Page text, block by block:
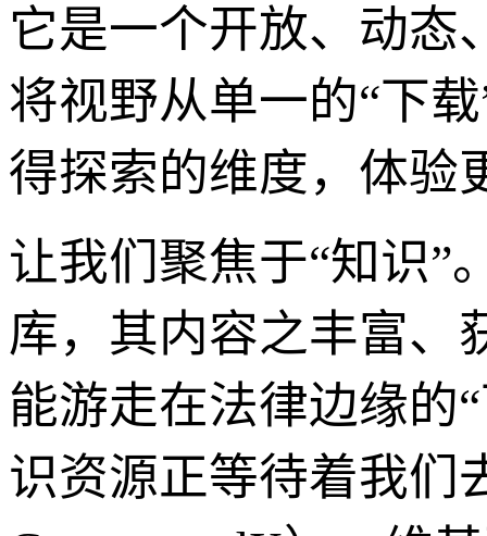
它是一个开放、动态
将视野从单一的“下
得探索的维度，体验
让我们聚焦于“知识”
库，其内容之丰富、
能游走在法律边缘的
识资源正等待着我们